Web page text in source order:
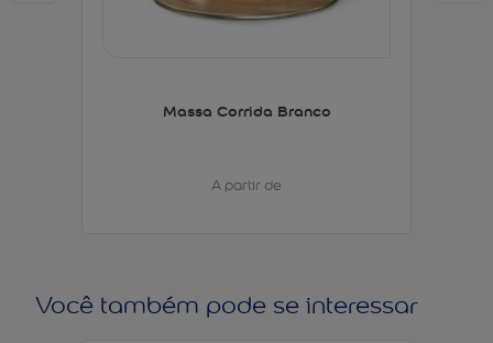
Massa Corrida Branco
A partir de
Você também pode se interessar